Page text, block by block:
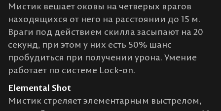
Мистик вешает оковы на четверых врагов
находящихся от него на расстоянии до 15 м.
Враги под действием скилла засыпают на 20
секунд, при этом у них есть 50% шанс
пробудиться при получении урона. Умение
работает по системе Lock-on.
Elemental Shot
Мистик стреляет элементарным выстрелом,